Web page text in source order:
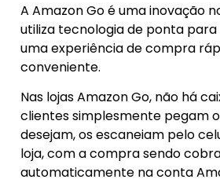
A Amazon Go é uma inovação
utiliza tecnologia de ponta
uma experiência de compra
conveniente.
Nas lojas Amazon Go, não há
clientes simplesmente pegam
desejam, os escaneiam pelo
loja, com a compra sendo
automaticamente na conta